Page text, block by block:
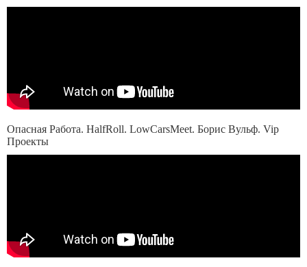
Опасная Работа. HalfRoll. LowCarsMeet. Борис Вульф. Vip
Проекты